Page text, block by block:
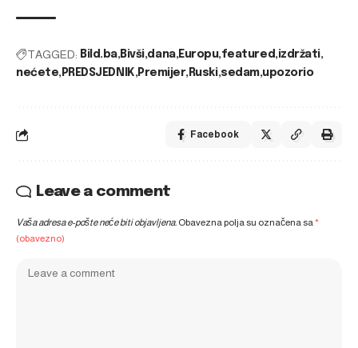
TAGGED: Bild.ba Bivši dana Europu featured izdržati
nećete PREDSJEDNIK Premijer Ruski sedam upozorio
Facebook
Leave a comment
Vaša adresa e-pošte neće biti objavljena. Obavezna polja su označena sa*
(obavezno)